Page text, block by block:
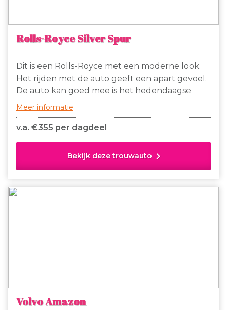
Rolls-Royce Silver Spur
Dit is een Rolls-Royce met een moderne look.
Het rijden met de auto geeft een apart gevoel.
De auto kan goed mee is het hedendaagse
verkeer, maar vergt een rustige rijstijl. De auto
dak.
Meer informatie
v.a. €355 per dagdeel
Bekijk deze trouwautochevron_right
Volvo Amazon